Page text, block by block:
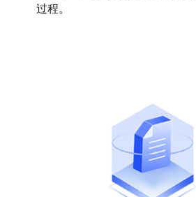
过程。